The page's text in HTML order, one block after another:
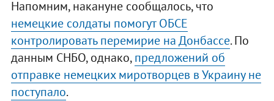
Напомним, накануне сообщалось, что
немецкие солдаты помогут ОБСЕ
контролировать перемирие на Донбассе. По
данным СНБО, однако,предложений об
отправке немецких миротворцев в Украину не
поступало.